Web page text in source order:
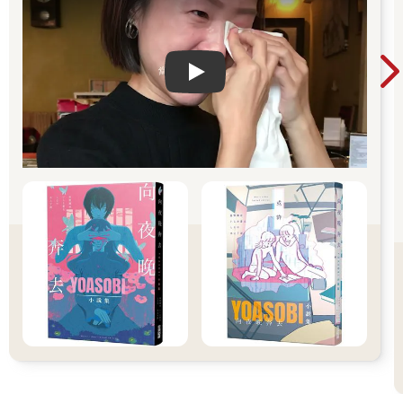
些方向。
希望這本書能為你的成長旅途，帶來有用的提示，讓你的人生從
危險的「黑暗世界」，轉向安全、安穩的「光明世界」。
在本書，我刻意用「攻略法」，來比喻擺脫人生困境的方法。
然而，我的目的並不是教你「鑽漏洞來克服人生困境」或是「走
捷徑」。
對活得很痛苦的人來說，他們的復原過程通常需要穩扎穩打、一
步一步慢慢前進的。就像在遊戲中，你的角色受傷時，往往需要
負著傷，老老實實練等。同樣的道理，要從人生困境中回血，也
需要不斷摸索試錯。我想事先提醒各位，閱讀這本書無法「立
即」解決你的生活難題。就像玩遊戲一樣，沒有那麼多的捷徑或
程式漏洞可以快速破關。
然而，要走出人生困境，你不必一次又一次地在相同的地方跌倒
受傷。有些難關，只要事先知道它們的存在，就有辦法避開。此
外，也有一些小技巧，確實可以讓人更輕鬆擺脫人生困難模式。
正因如此，我希望透過本書，盡可能以淺顯易懂的方式，將
那些身處人生困難模式的患者常說的「多虧你的指導，我的心情
變得輕鬆多了」，或是「要是早點知道就好了」的知識與技巧，
分享給大家。
Play video